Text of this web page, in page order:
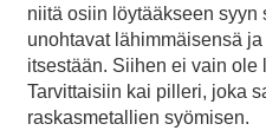
niitä osiin löytääkseen syyn
unohtavat lähimmäisensä
itsestään. Siihen ei vain ole
Tarvittaisiin kai pilleri, joka
raskasmetallien syömisen.